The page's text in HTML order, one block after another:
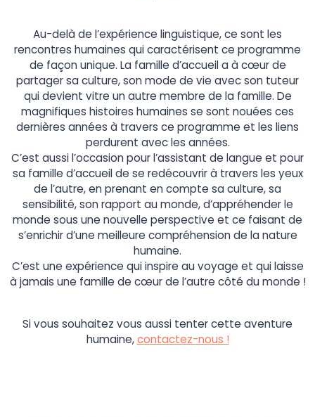
Au-delà de l’expérience linguistique, ce sont les
rencontres humaines qui caractérisent ce programme
de façon unique. La famille d’accueil a à cœur de
partager sa culture, son mode de vie avec son tuteur
qui devient vitre un autre membre de la famille. De
magnifiques histoires humaines se sont nouées ces
dernières années à travers ce programme et les liens
perdurent avec les années.
C’est aussi l’occasion pour l’assistant de langue et pour
sa famille d’accueil de se redécouvrir à travers les yeux
de l’autre, en prenant en compte sa culture, sa
sensibilité, son rapport au monde, d’appréhender le
monde sous une nouvelle perspective et ce faisant de
s’enrichir d’une meilleure compréhension de la nature
humaine.
C’est une expérience qui inspire au voyage et qui laisse
à jamais une famille de cœur de l’autre côté du monde !
Si vous souhaitez vous aussi tenter cette aventure
humaine,contactez-nous !